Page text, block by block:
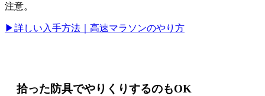
注意。
▶詳しい入手方法｜高速マラソンのやり方
拾った防具でやりくりするのもOK